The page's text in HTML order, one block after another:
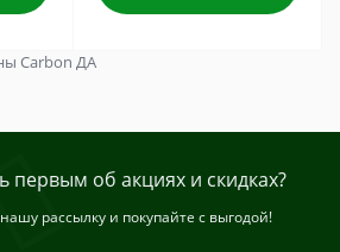
Carbon ДА
первым об акциях и скидках?
рассылку и покупайте с выгодой!